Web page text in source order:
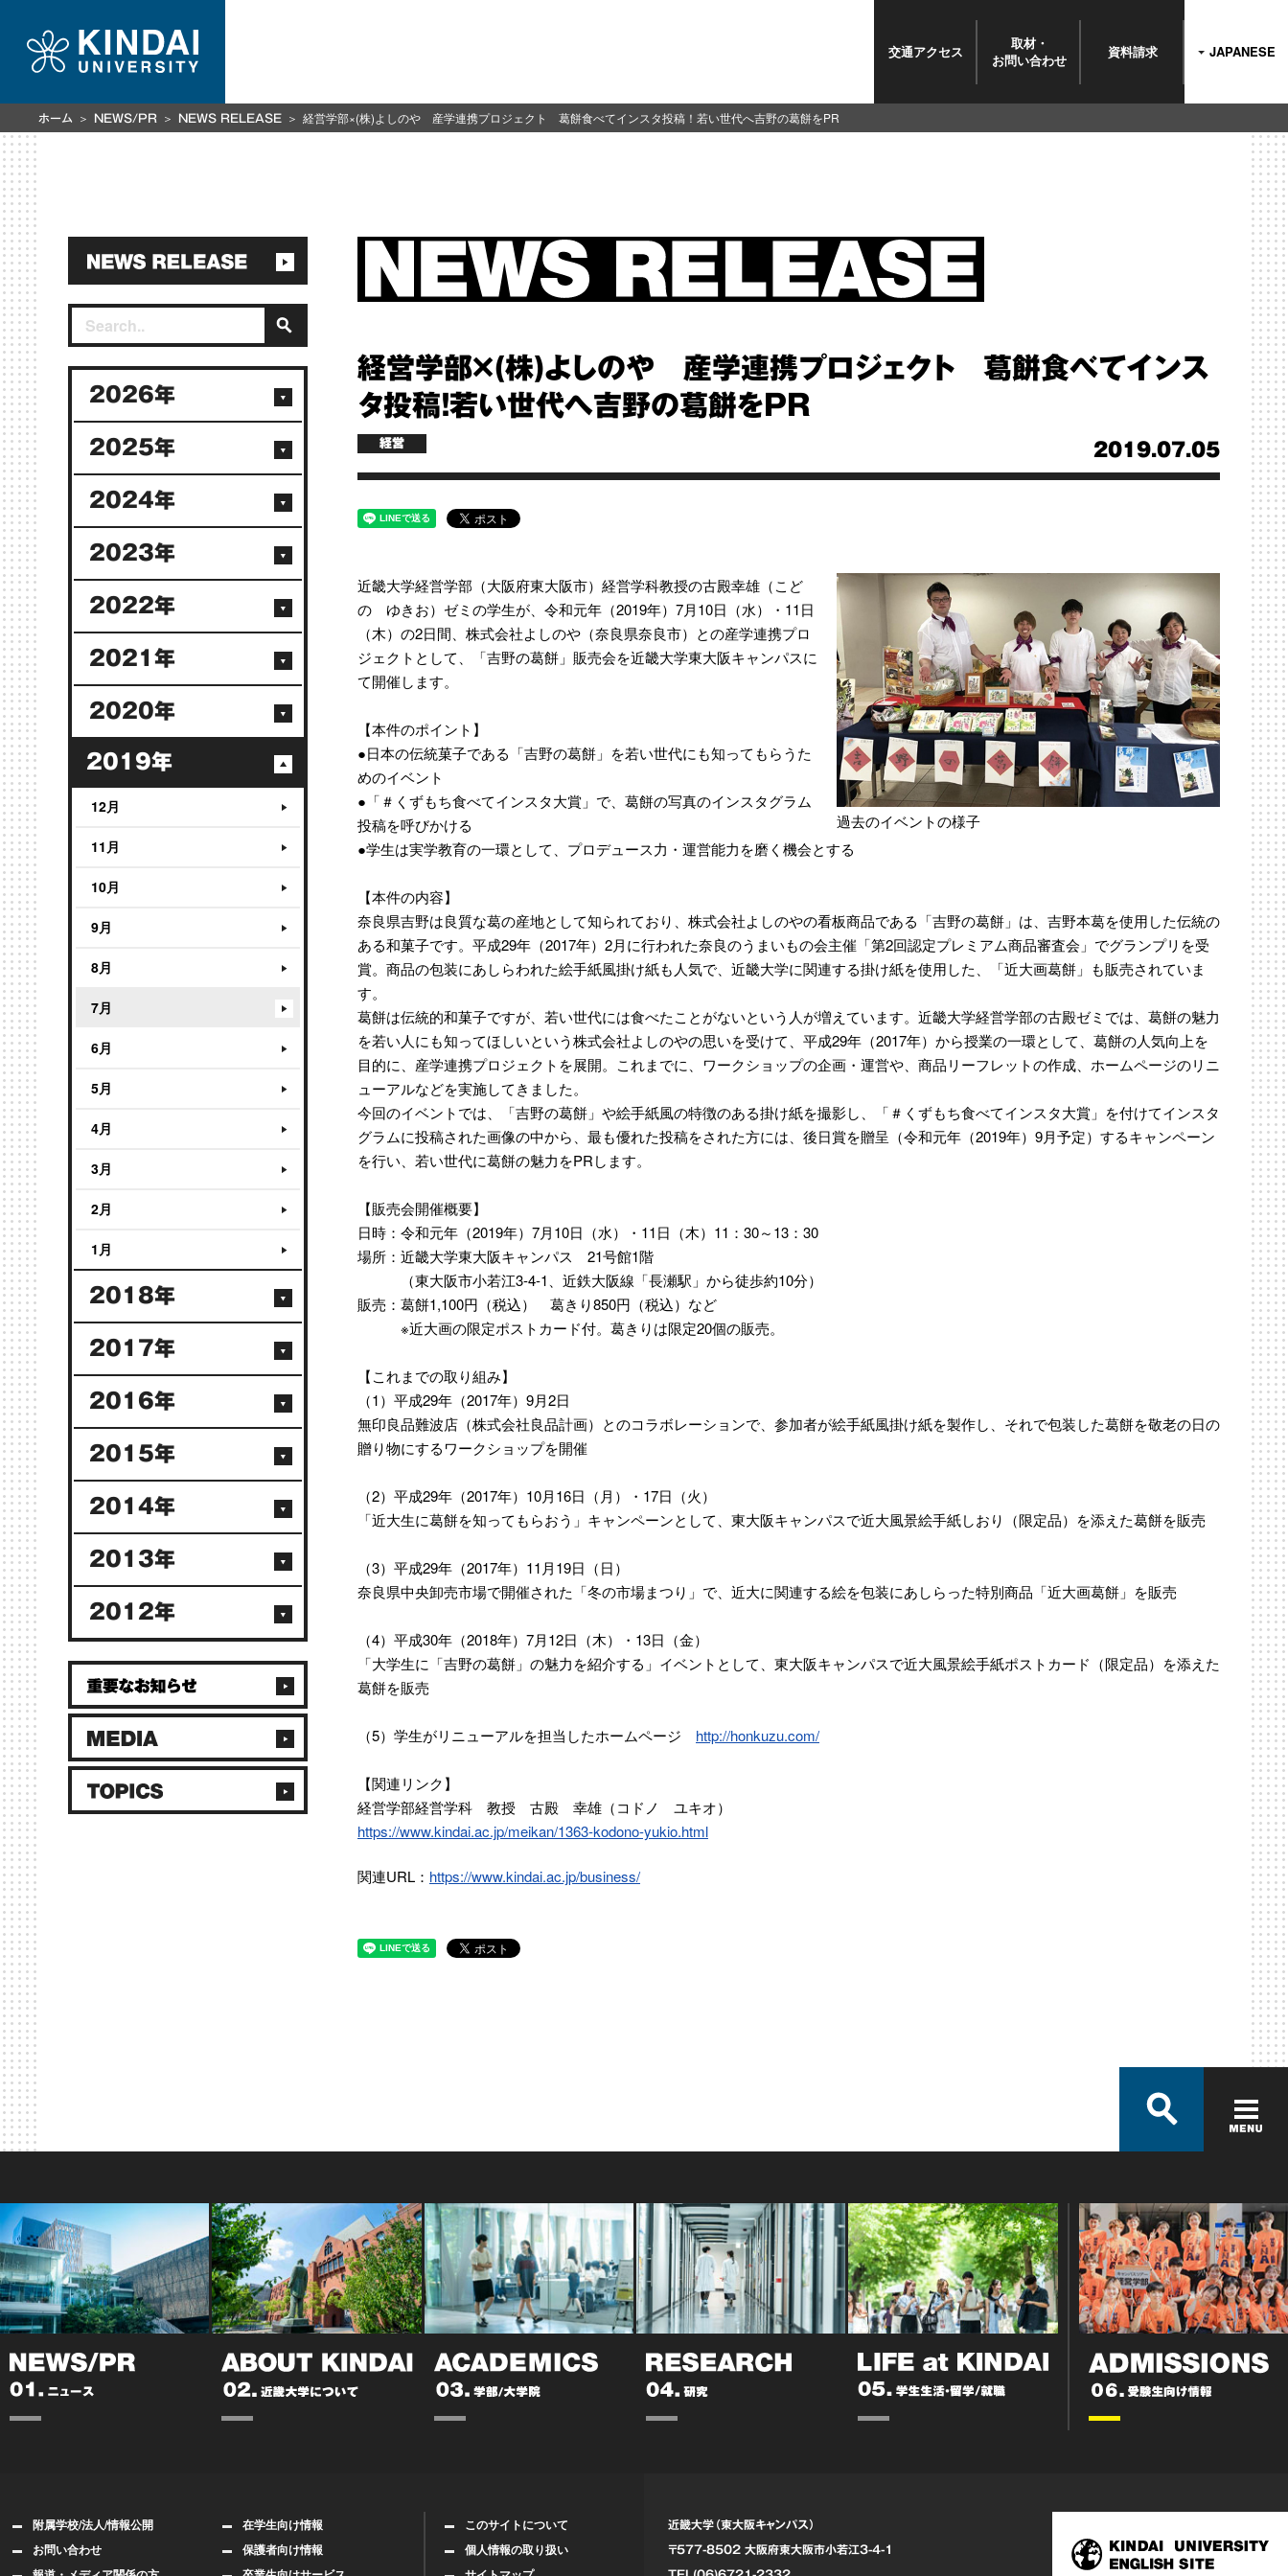
交通アクセス
取材・
お問い合わせ 資料請求 JAPANESE
ホーム NEWS/PR NEWS RELEASE 経営学部×(株)よしのや 産学連携プロジェクト 葛餅食べてインスタ投稿！若い世代へ吉野の葛餅をPR
経営学部×(株)よしのや 産学連携プロジェクト 葛餅食べてインス
タ投稿！若い世代へ吉野の葛餅をPR
2019.07.05
経営
過去のイベントの様子
近畿大学経営学部（大阪府東大阪市）経営学科教授の古殿幸雄（こど
の ゆきお）ゼミの学生が、令和元年（2019年）7月10日（水）・11日
（木）の2日間、株式会社よしのや（奈良県奈良市）との産学連携プロ
ジェクトとして、「吉野の葛餅」販売会を近畿大学東大阪キャンパスに
て開催します。
【本件のポイント】
●日本の伝統菓子である「吉野の葛餅」を若い世代にも知ってもらうた
めのイベント
●「＃くずもち食べてインスタ大賞」で、葛餅の写真のインスタグラム
投稿を呼びかける
●学生は実学教育の一環として、プロデュース力・運営能力を磨く機会とする
【本件の内容】
奈良県吉野は良質な葛の産地として知られており、株式会社よしのやの看板商品である「吉野の葛餅」は、吉野本葛を使用した伝統の
ある和菓子です。平成29年（2017年）2月に行われた奈良のうまいもの会主催「第2回認定プレミアム商品審査会」でグランプリを受
賞。商品の包装にあしらわれた絵手紙風掛け紙も人気で、近畿大学に関連する掛け紙を使用した、「近大画葛餅」も販売されていま
す。
葛餅は伝統的和菓子ですが、若い世代には食べたことがないという人が増えています。近畿大学経営学部の古殿ゼミでは、葛餅の魅力
を若い人にも知ってほしいという株式会社よしのやの思いを受けて、平成29年（2017年）から授業の一環として、葛餅の人気向上を
目的に、産学連携プロジェクトを展開。これまでに、ワークショップの企画・運営や、商品リーフレットの作成、ホームページのリニ
ューアルなどを実施してきました。
今回のイベントでは、「吉野の葛餅」や絵手紙風の特徴のある掛け紙を撮影し、「＃くずもち食べてインスタ大賞」を付けてインスタ
グラムに投稿された画像の中から、最も優れた投稿をされた方には、後日賞を贈呈（令和元年（2019年）9月予定）するキャンペーン
を行い、若い世代に葛餅の魅力をPRします。
【販売会開催概要】
日時：令和元年（2019年）7月10日（水）・11日（木）11：30～13：30
場所：近畿大学東大阪キャンパス 21号館1階
（東大阪市小若江3-4-1、近鉄大阪線「長瀬駅」から徒歩約10分）
販売：葛餅1,100円（税込） 葛きり850円（税込）など
※近大画の限定ポストカード付。葛きりは限定20個の販売。
【これまでの取り組み】
（1）平成29年（2017年）9月2日
無印良品難波店（株式会社良品計画）とのコラボレーションで、参加者が絵手紙風掛け紙を製作し、それで包装した葛餅を敬老の日の
贈り物にするワークショップを開催
（2）平成29年（2017年）10月16日（月）・17日（火）
「近大生に葛餅を知ってもらおう」キャンペーンとして、東大阪キャンパスで近大風景絵手紙しおり（限定品）を添えた葛餅を販売
（3）平成29年（2017年）11月19日（日）
奈良県中央卸売市場で開催された「冬の市場まつり」で、近大に関連する絵を包装にあしらった特別商品「近大画葛餅」を販売
（4）平成30年（2018年）7月12日（木）・13日（金）
「大学生に「吉野の葛餅」の魅力を紹介する」イベントとして、東大阪キャンパスで近大風景絵手紙ポストカード（限定品）を添えた
葛餅を販売
（5）学生がリニューアルを担当したホームページ http://honkuzu.com/
【関連リンク】
経営学部経営学科 教授 古殿 幸雄（コドノ ユキオ）
https://www.kindai.ac.jp/meikan/1363-kodono-yukio.html
関連URL： https://www.kindai.ac.jp/business/
2026年
2025年
2024年
2023年
2022年
2021年
2020年
2019年
12月
11月
10月
9月
8月
7月
6月
5月
4月
3月
2月
1月
2018年
2017年
2016年
2015年
2014年
2013年
2012年
附属学校/法人/情報公開
お問い合わせ
在学生向け情報
保護者向け情報
このサイトについて
個人情報の取り扱い
近畿大学（東大阪キャンパス）
〒577-8502 大阪府東大阪市小若江3-4-1